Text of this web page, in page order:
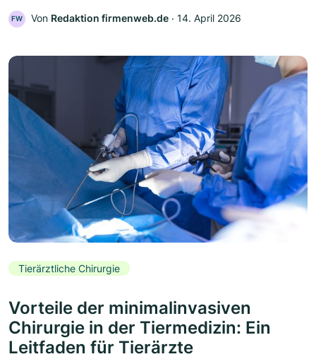
FW Von Redaktion firmenweb.de ‧ 14. April 2026
Tierärztliche Chirurgie
Vorteile der minimalinvasiven
Chirurgie in der Tiermedizin: Ein
Leitfaden für Tierärzte